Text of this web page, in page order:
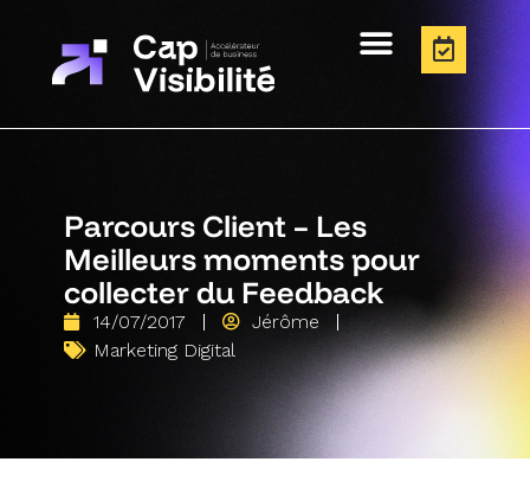
Parcours Client – Les
Meilleurs moments pour
collecter du Feedback
14/07/2017
Jérôme
Marketing Digital